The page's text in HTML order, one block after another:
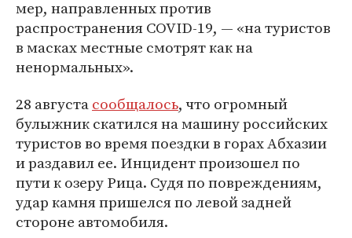
мер, направленных против
распространения COVID-19, — «на туристов
в масках местные смотрят как на
ненормальных».
28 августасообщалось, что огромный
булыжник скатился на машину российских
туристов во время поездки в горах Абхазии
и раздавил ее. Инцидент произошел по
пути к озеру Рица. Судя по повреждениям,
удар камня пришелся по левой задней
стороне автомобиля.